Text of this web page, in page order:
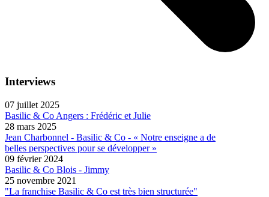
Interviews
07 juillet 2025
Basilic & Co Angers : Frédéric et Julie
28 mars 2025
Jean Charbonnel - Basilic & Co - « Notre enseigne a de
belles perspectives pour se développer »
09 février 2024
Basilic & Co Blois - Jimmy
25 novembre 2021
"La franchise Basilic & Co est très bien structurée"